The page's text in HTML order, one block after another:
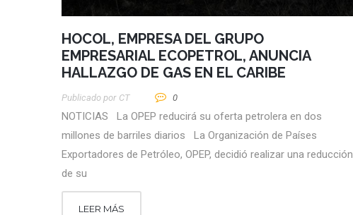
HOCOL, EMPRESA DEL GRUPO
EMPRESARIAL ECOPETROL, ANUNCIA
HALLAZGO DE GAS EN EL CARIBE
Publicado por CT 0
NOTICIAS La OPEP reducirá su oferta petrolera en dos
millones de barriles diarios La Organización de Países
Exportadores de Petróleo, OPEP, decidió realizar una reducción
de su
LEER MÁS